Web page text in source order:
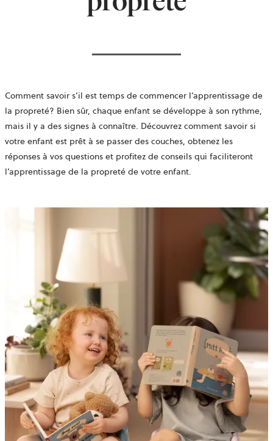
Comment savoir s’il est temps de commencer l’apprentissage de
la propreté? Bien sûr, chaque enfant se développe à son rythme,
mais il y a des signes à connaître. Découvrez comment savoir si
votre enfant est prêt à se passer des couches, obtenez les
réponses à vos questions et profitez de conseils qui faciliteront
l’apprentissage de la propreté de votre enfant.